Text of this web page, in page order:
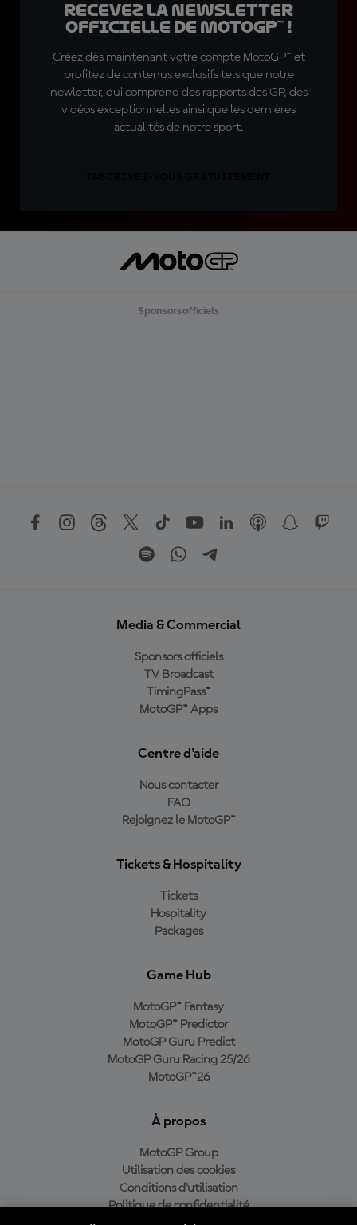
Recevez la Newsletter
officielle de MotoGP™ !
Créez dès maintenant votre compte MotoGP™ et
profitez de contenus exclusifs tels que notre
newletter, qui comprend des rapports des GP, des
vidéos exceptionnelles ainsi que les dernières
actualités de notre sport.
Sponsors officiels
Media & Commercial
Sponsors officiels
TV Broadcast
TimingPass™
MotoGP™ Apps
Centre d'aide
Nous contacter
FAQ
Rejoignez le MotoGP™
Tickets & Hospitality
Tickets
Hospitality
Packages
Game Hub
MotoGP™ Fantasy
MotoGP™ Predictor
MotoGP Guru Predict
MotoGP Guru Racing 25/26
MotoGP™26
À propos
MotoGP Group
Utilisation des cookies
Conditions d'utilisation
Politique de confidentialité